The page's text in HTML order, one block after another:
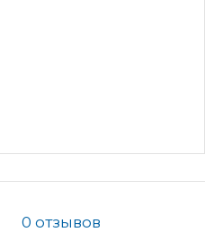
0 отзывов